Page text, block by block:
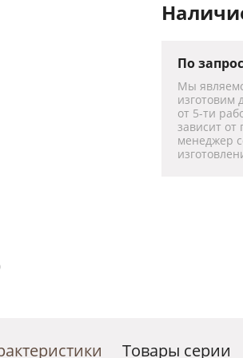
По
Мы
изготовим
от 5-ти
зависит от
менеджер
Товары серии